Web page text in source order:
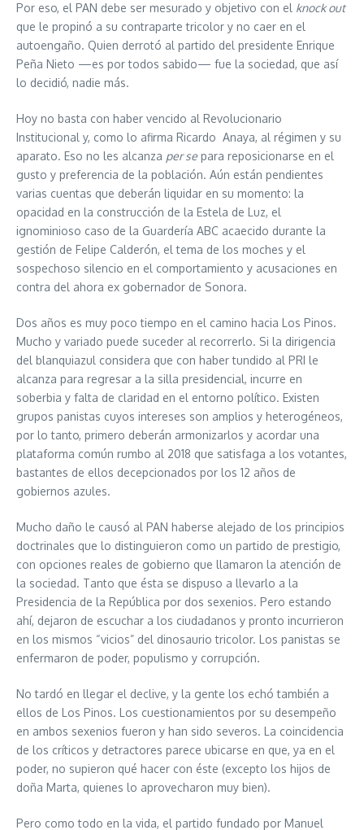
Por eso, el PAN debe ser mesurado y objetivo con el knock out
que le propinó a su contraparte tricolor y no caer en el
autoengaño. Quien derrotó al partido del presidente Enrique
Peña Nieto —es por todos sabido— fue la sociedad, que así
lo decidió, nadie más.
Hoy no basta con haber vencido al Revolucionario
Institucional y, como lo afirma Ricardo Anaya, al régimen y su
aparato. Eso no les alcanza per se para reposicionarse en el
gusto y preferencia de la población. Aún están pendientes
varias cuentas que deberán liquidar en su momento: la
opacidad en la construcción de la Estela de Luz, el
ignominioso caso de la Guardería ABC acaecido durante la
gestión de Felipe Calderón, el tema de los moches y el
sospechoso silencio en el comportamiento y acusaciones en
contra del ahora ex gobernador de Sonora.
Dos años es muy poco tiempo en el camino hacia Los Pinos.
Mucho y variado puede suceder al recorrerlo. Si la dirigencia
del blanquiazul considera que con haber tundido al PRI le
alcanza para regresar a la silla presidencial, incurre en
soberbia y falta de claridad en el entorno político. Existen
grupos panistas cuyos intereses son amplios y heterogéneos,
por lo tanto, primero deberán armonizarlos y acordar una
plataforma común rumbo al 2018 que satisfaga a los votantes,
bastantes de ellos decepcionados por los 12 años de
gobiernos azules.
Mucho daño le causó al PAN haberse alejado de los principios
doctrinales que lo distinguieron como un partido de prestigio,
con opciones reales de gobierno que llamaron la atención de
la sociedad. Tanto que ésta se dispuso a llevarlo a la
Presidencia de la República por dos sexenios. Pero estando
ahí, dejaron de escuchar a los ciudadanos y pronto incurrieron
en los mismos “vicios” del dinosaurio tricolor. Los panistas se
enfermaron de poder, populismo y corrupción.
No tardó en llegar el declive, y la gente los echó también a
ellos de Los Pinos. Los cuestionamientos por su desempeño
en ambos sexenios fueron y han sido severos. La coincidencia
de los críticos y detractores parece ubicarse en que, ya en el
poder, no supieron qué hacer con éste (excepto los hijos de
doña Marta, quienes lo aprovecharon muy bien).
Pero como todo en la vida, el partido fundado por Manuel